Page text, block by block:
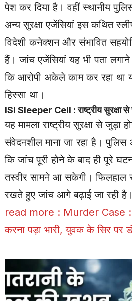
पेश कर दिया है। वहीं स्थानीय
अन्य सुरक्षा एजेंसियां इस कथित
विदेशी कनेक्शन और संभावित
हैं। जांच एजेंसियां यह भी पता
कि आरोपी अकेले काम कर रहा था
हिस्सा था।
ISI Sleeper Cell : राष्ट्रीय सुरक्षा
यह मामला राष्ट्रीय सुरक्षा से जुड़ा
संवेदनशील माना जा रहा है। पुलिस
कि जांच पूरी होने के बाद ही पूरे
तस्वीर सामने आ सकेगी। फिलहाल
रखते हुए जांच आगे बढ़ाई जा रही है।
read more : Murder Case :
करना पड़ा भारी, युवक के सिर पर